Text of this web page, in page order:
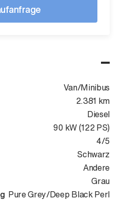
Van/Minibus
2.381 km
Diesel
90 kW (122 PS)
4/5
Schwarz
Andere
Grau
Pure Grey/Deep Black Perl